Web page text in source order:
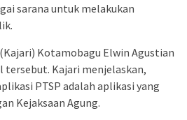
sarana untuk melakukan
Kotamobagu Elwin Agustian
tersebut. Kajari menjelaskan,
PTSP adalah aplikasi yang
Kejaksaan Agung.